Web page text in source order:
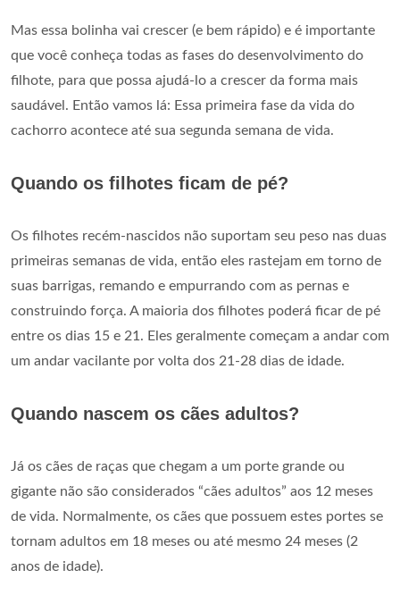
Mas essa bolinha vai crescer (e bem rápido) e é importante
que você conheça todas as fases do desenvolvimento do
filhote, para que possa ajudá-lo a crescer da forma mais
saudável. Então vamos lá: Essa primeira fase da vida do
cachorro acontece até sua segunda semana de vida.
Quando os filhotes ficam de pé?
Os filhotes recém-nascidos não suportam seu peso nas duas
primeiras semanas de vida, então eles rastejam em torno de
suas barrigas, remando e empurrando com as pernas e
construindo força. A maioria dos filhotes poderá ficar de pé
entre os dias 15 e 21. Eles geralmente começam a andar com
um andar vacilante por volta dos 21-28 dias de idade.
Quando nascem os cães adultos?
Já os cães de raças que chegam a um porte grande ou
gigante não são considerados “cães adultos” aos 12 meses
de vida. Normalmente, os cães que possuem estes portes se
tornam adultos em 18 meses ou até mesmo 24 meses (2
anos de idade).